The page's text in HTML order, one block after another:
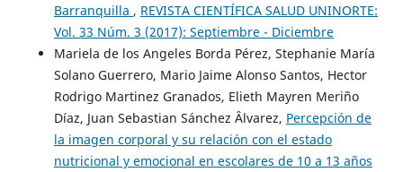
Barranquilla , REVISTA CIENTÍFICA SALUD UNINORTE:
Vol. 33 Núm. 3 (2017): Septiembre - Diciembre
Mariela de los Angeles Borda Pérez, Stephanie María
Solano Guerrero, Mario Jaime Alonso Santos, Hector
Rodrigo Martinez Granados, Elieth Mayren Meriño
Díaz, Juan Sebastian Sánchez Âlvarez, Percepción de
la imagen corporal y su relación con el estado
nutricional y emocional en escolares de 10 a 13 años